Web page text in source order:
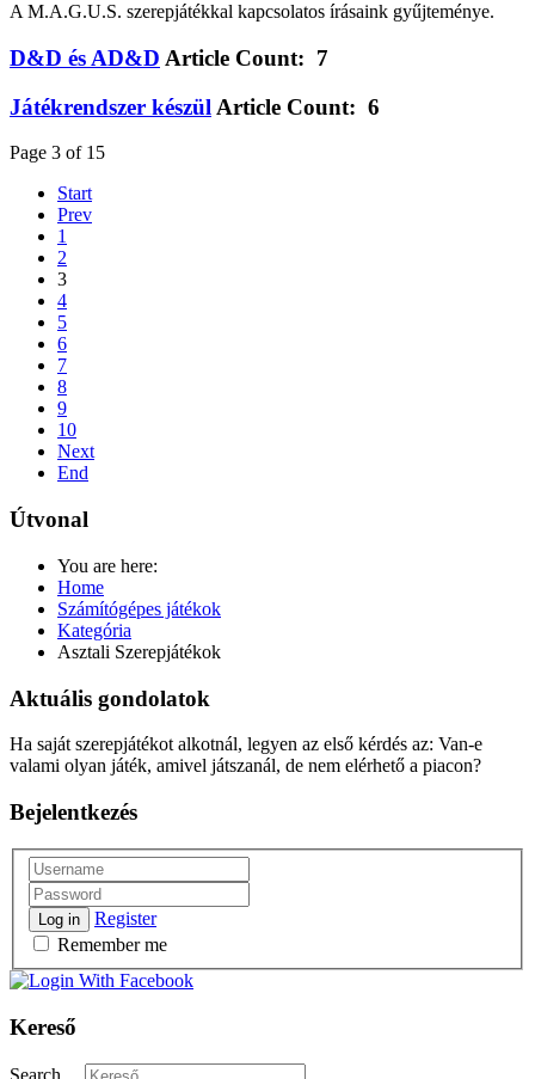
A M.A.G.U.S. szerepjátékkal kapcsolatos írásaink gyűjteménye.
D&D és AD&D Article Count: 7
Játékrendszer készül Article Count: 6
Page 3 of 15
Start
Prev
1
2
3
4
5
6
7
8
9
10
Next
End
Útvonal
You are here:
Home
Számítógépes játékok
Kategória
Asztali Szerepjátékok
Aktuális gondolatok
Ha saját szerepjátékot alkotnál, legyen az első kérdés az: Van-e
valami olyan játék, amivel játszanál, de nem elérhető a piacon?
Bejelentkezés
Log in
Register
Remember me
Kereső
Search ...